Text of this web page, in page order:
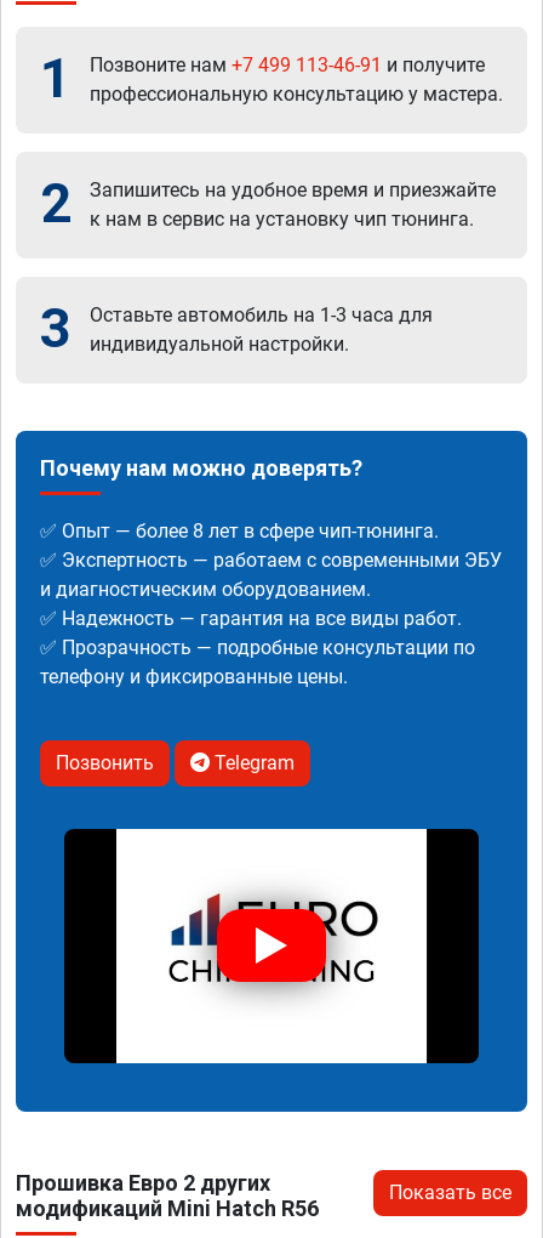
1 Позвоните нам +7 499 113-46-91 и получите
профессиональную консультацию у мастера.
2
Запишитесь на удобное время и приезжайте
к нам в сервис на установку чип тюнинга.
3
Оставьте автомобиль на 1-3 часа для
индивидуальной настройки.
Почему нам можно доверять?
✅ Опыт — более 8 лет в сфере чип-тюнинга.
✅ Экспертность — работаем с современными ЭБУ
и диагностическим оборудованием.
✅ Надежность — гарантия на все виды работ.
✅ Прозрачность — подробные консультации по
телефону и фиксированные цены.
Позвонить Telegram
Прошивка Евро 2 других
модификаций Mini Hatch R56
Показать все